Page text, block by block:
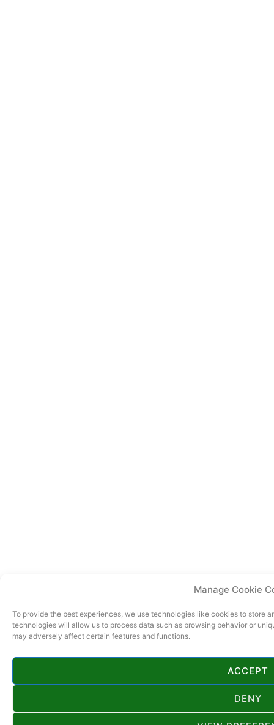
Manage Cookie
To provide the best experiences, we use technologies like cookies to store
technologies will allow us to process data such as browsing behavior or
may adversely affect certain features and functions.
ACCEPT
DENY